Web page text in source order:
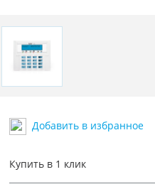
Добавить в избранное
Купить в 1 клик